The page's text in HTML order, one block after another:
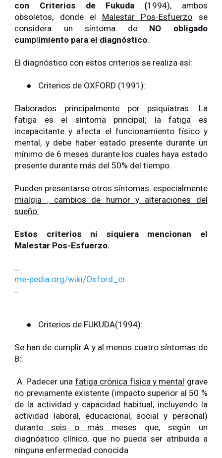
con Criterios de Fukuda (1994), ambos
obsoletos, donde el Malestar Pos-Esfuerzo se
considera un síntoma de NO obligado
cumplimiento para el diagnóstico.
El diagnóstico con estos criterios se realiza así:
● Criterios de OXFORD (1991):
Elaborados principalmente por psiquiatras. La
fatiga es el síntoma principal; la fatiga es
incapacitante y afecta el funcionamiento físico y
mental, y debe haber estado presente durante un
mínimo de 6 meses durante los cuales haya estado
presente durante más del 50% del tiempo.
Pueden presentarse otros síntomas: especialmente
mialgia , cambios de humor y alteraciones del
sueño.
Estos criterios ni siquiera mencionan el
Malestar Pos-Esfuerzo.
https://
me-pedia.org/wiki/Oxford_cr
iteria
● Criterios de FUKUDA(1994):
Se han de cumplir A y al menos cuatro síntomas de
B:
A. Padecer una fatiga crónica física y mental grave
no previamente existente (impacto superior al 50 %
de la actividad y capacidad habitual, incluyendo la
actividad laboral, educacional, social y personal)
durante seis o más meses que, según un
diagnóstico clínico, que no pueda ser atribuida a
ninguna enfermedad conocida